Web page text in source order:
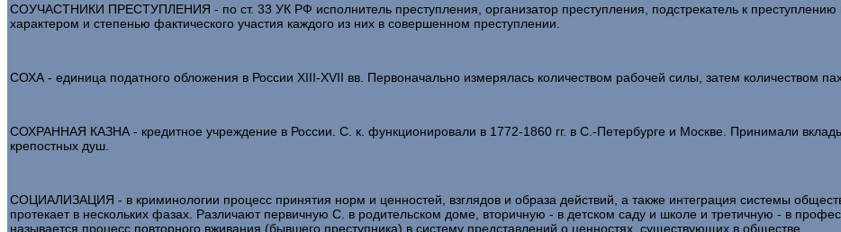
СОУЧАСТНИКИ ПРЕСТУПЛЕНИЯ - по ст. 33 УК РФ исполнитель преступления, организатор преступления, подстрекатель к преступлению
характером и степенью фактического участия каждого из них в совершенном преступлении.
СОХА - единица податного обложения в России XIII-XVII вв. Первоначально измерялась количеством рабочей силы, затем количеством
СОХРАННАЯ КАЗНА - кредитное учреждение в России. С. к. функционировали в 1772-1860 гг. в С.-Петербурге и Москве. Принимали
крепостных душ.
СОЦИАЛИЗАЦИЯ - в криминологии процесс принятия норм и ценностей, взглядов и образа действий, а также интеграция системы
протекает в нескольких фазах. Различают первичную С. в родительском доме, вторичную - в детском саду и школе и третичную - в
называется процесс повторного вживания (бывшего преступника) в систему представлений о ценностях, существующих в обществе.